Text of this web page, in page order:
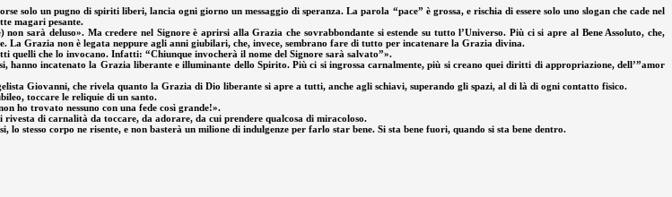
un pugno di spiriti liberi, lancia ogni giorno un messaggio di speranza. La parola “pace” è grossa, e rischia di essere solo uno slogan che cade nel
magari pesante.
sarà deluso». Ma credere nel Signore è aprirsi alla Grazia che sovrabbondante si estende su tutto l’Universo. Più ci si apre al Bene Assoluto, che,
La Grazia non è legata neppure agli anni giubilari, che, invece, sembrano fare di tutto per incatenare la Grazia divina.
quelli che lo invocano. Infatti: “Chiunque invocherà il nome del Signore sarà salvato”».
hanno incatenato la Grazia liberante e illuminante dello Spirito. Più ci si ingrossa carnalmente, più si creano quei diritti di appropriazione, dell’”amor
Giovanni, che rivela quanto la Grazia di Dio liberante si apre a tutti, anche agli schiavi, superando gli spazi, al di là di ogni contatto fisico.
toccare le reliquie di un santo.
ho trovato nessuno con una fede così grande!».
di carnalità da toccare, da adorare, da cui prendere qualcosa di miracoloso.
stesso corpo ne risente, e non basterà un milione di indulgenze per farlo star bene. Si sta bene fuori, quando si sta bene dentro.